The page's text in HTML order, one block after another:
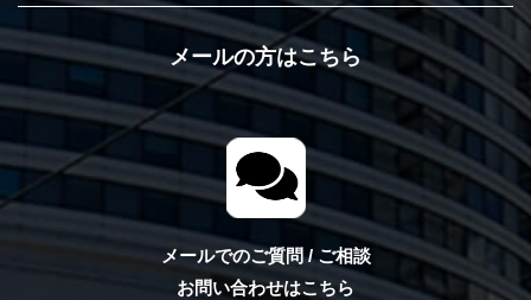
メールの方はこちら
メールでのご質問 / ご相談
お問い合わせはこちら